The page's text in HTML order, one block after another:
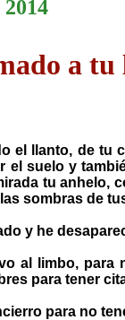
a tu
el llanto, de tu
el suelo y
tu anhelo,
sombras de
y he
al limbo,
para tener
para no